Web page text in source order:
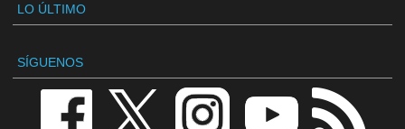
LO ÚLTIMO
SÍGUENOS